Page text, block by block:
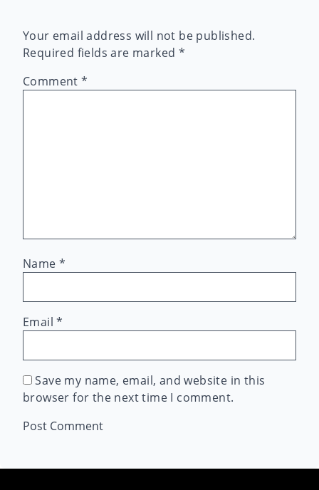
Your email address will not be published.
Required fields are marked *
Comment*
Name *
Email*
Save my name, email, and website in this
browser for the next time I comment.